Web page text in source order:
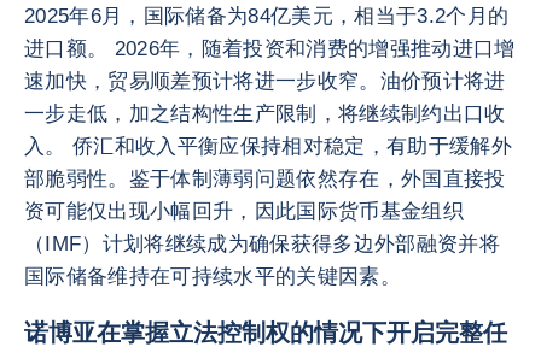
2025年6月，国际储备为84亿美元，相当于3.2个月的
进口额。 2026年，随着投资和消费的增强推动进口增
速加快，贸易顺差预计将进一步收窄。油价预计将进
一步走低，加之结构性生产限制，将继续制约出口收
入。 侨汇和收入平衡应保持相对稳定，有助于缓解外
部脆弱性。鉴于体制薄弱问题依然存在，外国直接投
资可能仅出现小幅回升，因此国际货币基金组织
（IMF）计划将继续成为确保获得多边外部融资并将
国际储备维持在可持续水平的关键因素。
诺博亚在掌握立法控制权的情况下开启完整任